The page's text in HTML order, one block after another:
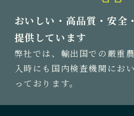
ABOUT US
取扱商品
TEA
新着情報
おいしい・高品質・安全
提供しています
弊社では、輸出国での厳重
入時にも国内検査機関にお
っております。